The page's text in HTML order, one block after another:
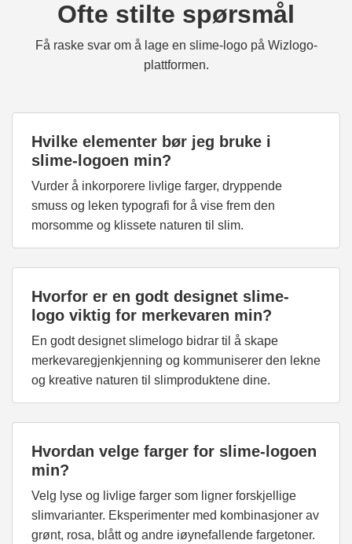
Ofte stilte spørsmål
Få raske svar om å lage en slime-logo på Wizlogo-
plattformen.
Hvilke elementer bør jeg bruke i
slime-logoen min?
Vurder å inkorporere livlige farger, dryppende
smuss og leken typografi for å vise frem den
morsomme og klissete naturen til slim.
Hvorfor er en godt designet slime-
logo viktig for merkevaren min?
En godt designet slimelogo bidrar til å skape
merkevaregjenkjenning og kommuniserer den lekne
og kreative naturen til slimproduktene dine.
Hvordan velge farger for slime-logoen
min?
Velg lyse og livlige farger som ligner forskjellige
slimvarianter. Eksperimenter med kombinasjoner av
grønt, rosa, blått og andre iøynefallende fargetoner.